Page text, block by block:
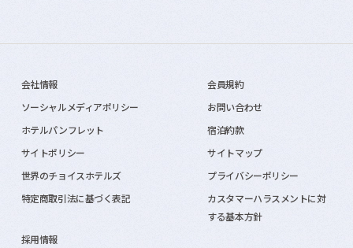
会社情報
会員規約
ソーシャルメディアポリシー
お問い合わせ
ホテルパンフレット
宿泊約款
サイトポリシー
サイトマップ
世界のチョイスホテルズ
プライバシーポリシー
特定商取引法に基づく表記
カスタマーハラスメントに対
する基本方針
採用情報